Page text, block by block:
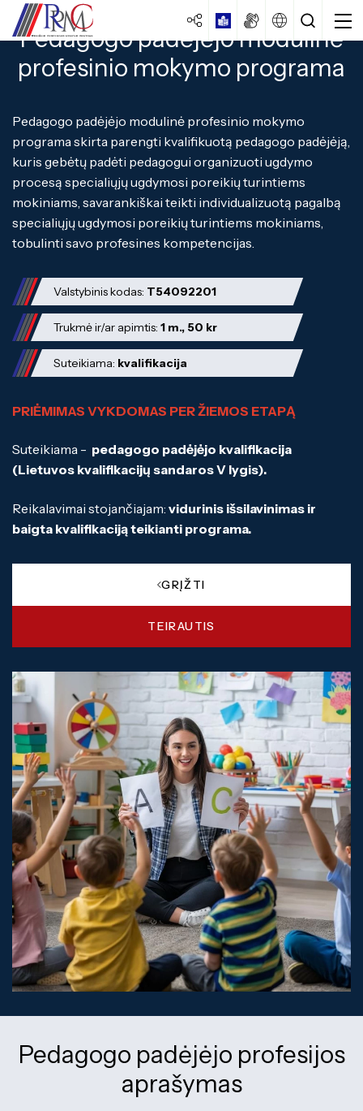
Centro strategija
Veiklos dokumentai
Veiklos ataskaitos
Kokybės vadybos sistema
Laisvos darbo vietos
Istorija
Specialybės turintiems vidurinį
išsilavinimą
Specialybės turintiems pagrindinį
išsilavinimą
Specialybės turintiems spec. ugdymo
poreikių
Specialybės turintiems kvalifikaciją
mokiniams
Mokiniams
Ugdymas
Brandos egzaminai
Kompetencijų vertinimas
Vairuotojų pirminis mokymas
Traktorininkų mokymas
ES struktūriniai projektai
Kiti
Pedagogo padėjėjo modulinė
profesinio mokymo programa
Pedagogo padėjėjo modulinė profesinio mokymo
programa skirta parengti kvalifikuotą pedagogo padėjėją,
kuris gebėtų padėti pedagogui organizuoti ugdymo
procesą specialiųjų ugdymosi poreikių turintiems
mokiniams, savarankiškai teikti individualizuotą pagalbą
specialiųjų ugdymosi poreikių turintiems mokiniams,
tobulinti savo profesines kompetencijas.
Valstybinis kodas: T54092201
Trukmė ir/ar apimtis: 1 m., 50 kr
Suteikiama: kvalifikacija
PRIĖMIMAS VYKDOMAS PER ŽIEMOS ETAPĄ
Suteikiama - pedagogo padėjėjo kvalifikacija
(Lietuvos kvalifikacijų sandaros V lygis).
Reikalavimai stojančiajam: vidurinis išsilavinimas ir
baigta kvalifikaciją teikianti programa.
GRĮŽTI
TEIRAUTIS
Pedagogo padėjėjo profesijos
aprašymas